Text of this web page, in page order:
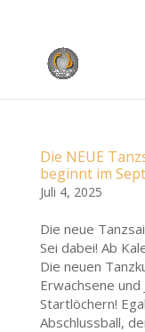
Die NEUE
beginnt im
Juli 4, 2025
Die neue
Sei dabei! Ab
Die neuen
Erwachsene
Startlöchern!
Abschlussball,